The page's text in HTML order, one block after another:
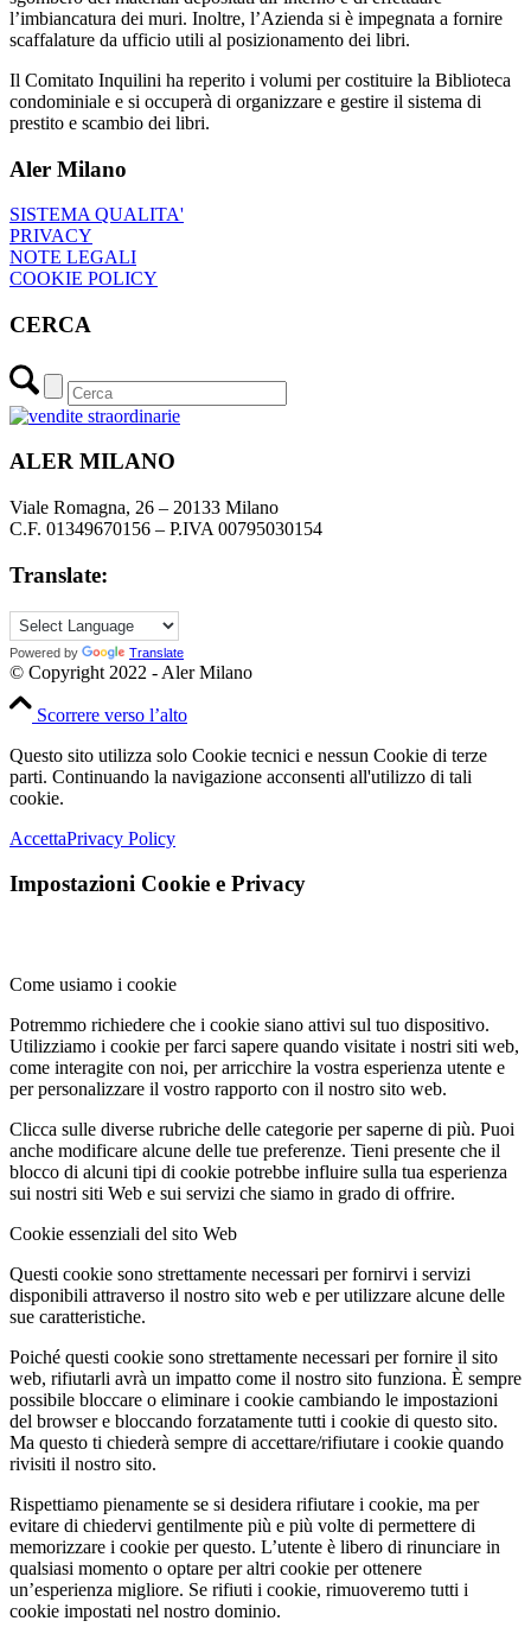
l’imbiancatura dei muri. Inoltre, l’Azienda si è impegnata a fornire
scaffalature da ufficio utili al posizionamento dei libri.
Il Comitato Inquilini ha reperito i volumi per costituire la Biblioteca
condominiale e si occuperà di organizzare e gestire il sistema di
prestito e scambio dei libri.
Aler Milano
SISTEMA QUALITA'
PRIVACY
NOTE LEGALI
COOKIE POLICY
CERCA
ALER MILANO
Viale Romagna, 26 – 20133 Milano
C.F. 01349670156 – P.IVA 00795030154
Translate:
Powered by Translate
© Copyright 2022 - Aler Milano
Scorrere verso l’alto
Questo sito utilizza solo Cookie tecnici e nessun Cookie di terze
parti. Continuando la navigazione acconsenti all'utilizzo di tali
cookie.
AccettaPrivacy Policy
Impostazioni Cookie e Privacy
Come usiamo i cookie
Potremmo richiedere che i cookie siano attivi sul tuo dispositivo.
Utilizziamo i cookie per farci sapere quando visitate i nostri siti web,
come interagite con noi, per arricchire la vostra esperienza utente e
per personalizzare il vostro rapporto con il nostro sito web.
Clicca sulle diverse rubriche delle categorie per saperne di più. Puoi
anche modificare alcune delle tue preferenze. Tieni presente che il
blocco di alcuni tipi di cookie potrebbe influire sulla tua esperienza
sui nostri siti Web e sui servizi che siamo in grado di offrire.
Cookie essenziali del sito Web
Questi cookie sono strettamente necessari per fornirvi i servizi
disponibili attraverso il nostro sito web e per utilizzare alcune delle
sue caratteristiche.
Poiché questi cookie sono strettamente necessari per fornire il sito
web, rifiutarli avrà un impatto come il nostro sito funziona. È sempre
possibile bloccare o eliminare i cookie cambiando le impostazioni
del browser e bloccando forzatamente tutti i cookie di questo sito.
Ma questo ti chiederà sempre di accettare/rifiutare i cookie quando
rivisiti il nostro sito.
Rispettiamo pienamente se si desidera rifiutare i cookie, ma per
evitare di chiedervi gentilmente più e più volte di permettere di
memorizzare i cookie per questo. L’utente è libero di rinunciare in
qualsiasi momento o optare per altri cookie per ottenere
un’esperienza migliore. Se rifiuti i cookie, rimuoveremo tutti i
cookie impostati nel nostro dominio.